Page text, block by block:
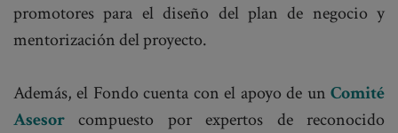
promotores para el diseño del plan de negocio y
mentorización del proyecto.
Además, el Fondo cuenta con el apoyo de un Comité
Asesor compuesto por expertos de reconocido